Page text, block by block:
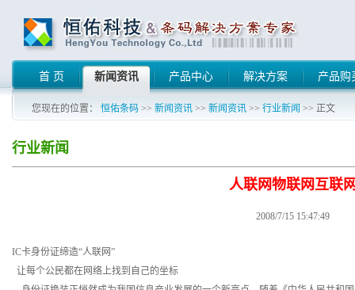
首 页 新闻资讯 产品中心 解决方案 产品购
您现在的位置： 恒佑条码 >> 新闻资讯 >> 新闻资讯 >> 行业新闻 >> 正文
行业新闻
人联网物联网互联
2008/7/15 15:47:49
IC卡身份证缔造“人联网”
让每个公民都在网络上找到自己的坐标